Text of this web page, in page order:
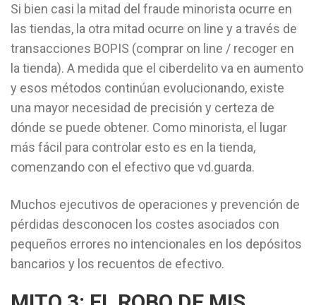
Si bien casi la mitad del fraude minorista ocurre en
las tiendas, la otra mitad ocurre on line y a través de
transacciones BOPIS (comprar on line / recoger en
la tienda). A medida que el ciberdelito va en aumento
y esos métodos continúan evolucionando, existe
una mayor necesidad de precisión y certeza de
dónde se puede obtener. Como minorista, el lugar
más fácil para controlar esto es en la tienda,
comenzando con el efectivo que vd.guarda.
Muchos ejecutivos de operaciones y prevención de
pérdidas desconocen los costes asociados con
pequeños errores no intencionales en los depósitos
bancarios y los recuentos de efectivo.